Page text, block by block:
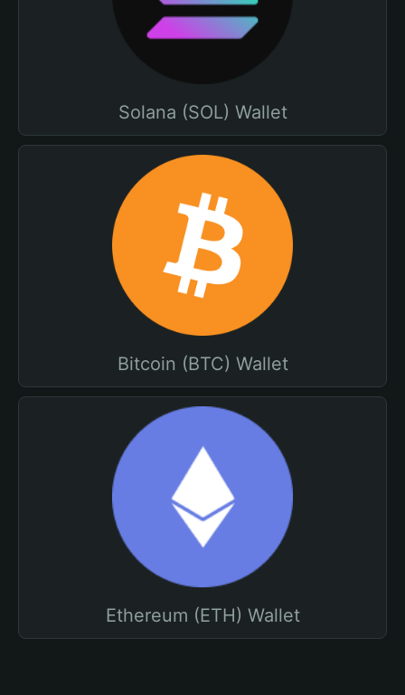
Solana (SOL) Wallet
Bitcoin (BTC) Wallet
Ethereum (ETH) Wallet